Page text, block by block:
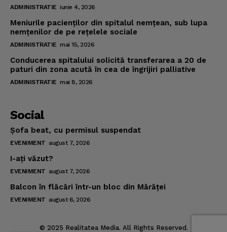
ADMINISTRATIE iunie 4, 2026
Meniurile pacienţilor din spitalul nemţean, sub lupa
nemţenilor de pe reţelele sociale
ADMINISTRATIE mai 15, 2026
Conducerea spitalului solicită transferarea a 20 de
paturi din zona acută în cea de îngrijiri palliative
ADMINISTRATIE mai 8, 2026
Social
Şofa beat, cu permisul suspendat
EVENIMENT august 7, 2026
I-aţi văzut?
EVENIMENT august 7, 2026
Balcon în flăcări într-un bloc din Mărăţei
EVENIMENT august 6, 2026
© 2025 Realitatea Media. All Rights Reserved.